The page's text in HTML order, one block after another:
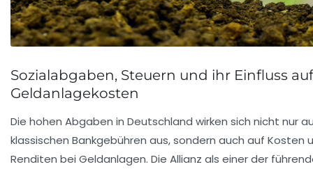
Sozialabgaben, Steuern und ihr Einfluss
Geldanlagekosten
Die hohen Abgaben in Deutschland wirken sich nicht nur
klassischen Bankgebühren aus, sondern auch auf Kosten
Renditen bei Geldanlagen. Die Allianz als einer der